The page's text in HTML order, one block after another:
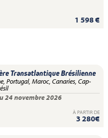
1 598 €
Transatlantique Brésilienne
Portugal, Maroc, Canaries, Cap-
24 novembre 2026
À PARTIR DE
3 280€